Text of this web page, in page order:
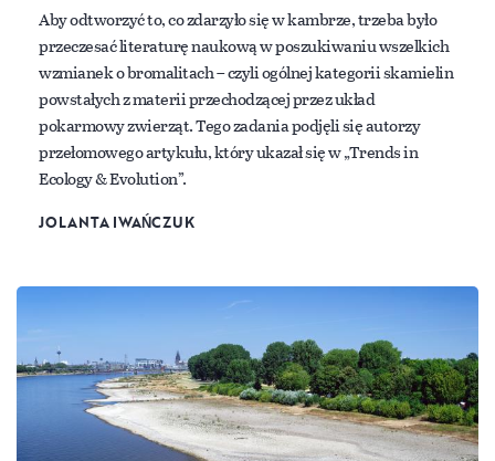
Aby odtworzyć to, co zdarzyło się w kambrze, trzeba było
przeczesać literaturę naukową w poszukiwaniu wszelkich
wzmianek o bromalitach – czyli ogólnej kategorii skamielin
powstałych z materii przechodzącej przez układ
pokarmowy zwierząt. Tego zadania podjęli się autorzy
przełomowego artykułu, który ukazał się w „Trends in
Ecology & Evolution”.
JOLANTA IWAŃCZUK